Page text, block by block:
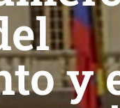
y